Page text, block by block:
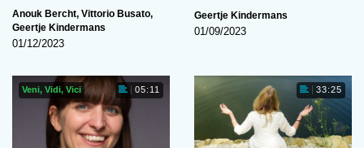
Anouk Bercht, Vittorio Busato,
Geertje Kindermans
01/12/2023
Geertje Kindermans
01/09/2023
Veni, Vidi, Vici 05:11 33:25